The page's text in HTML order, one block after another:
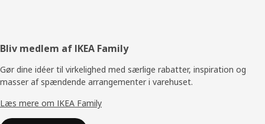
Footer
Bliv medlem af IKEA Family
Gør dine idéer til virkelighed med særlige rabatter, inspiration og
masser af spændende arrangementer i varehuset.
Læs mere om IKEA Family